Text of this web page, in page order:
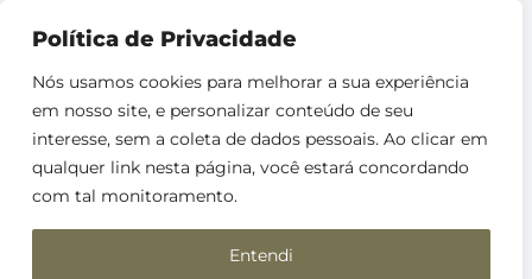
Política de Privacidade
Nós usamos cookies para melhorar a sua experiência
em nosso site, e personalizar conteúdo de seu
interesse, sem a coleta de dados pessoais. Ao clicar em
qualquer link nesta página, você estará concordando
com tal monitoramento.
Entendi
Sobre
Treinamentos
+ Soluções
Instagram
YouTube
LinkedIn
Spotify
Apple Podcasts